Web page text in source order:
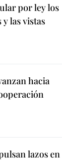
por ley los
las vistas
hacia
lazos en